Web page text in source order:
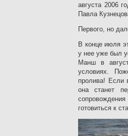
августа 2006
Павла
Первого, но
В конце июля
у нее уже был
Манш в
условиях.
пролива! Если
она станет
сопровождения
готовиться к